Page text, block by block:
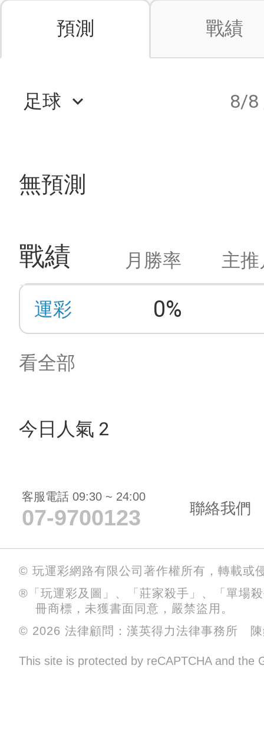
預測 戰績
足球 keyboard_arrow_down 8/8
無預測
戰績 月勝率 主
運彩 0%
看全部
今日人氣 2
客服電話 09:30 ~ 24:00
07-9700123 聯絡我們
© 玩運彩網路有限公司著作權所有，轉載或
®「玩運彩及圖」、「莊家殺手」、「單場
冊商標，未獲書面同意，嚴禁盜用。
© 2026 法律顧問：漢英得力法律事務所 陳
This site is protected by reCAPTCHA and the